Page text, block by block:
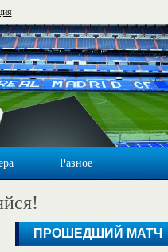
Разное
ПРОШЕДШИЙ МАТЧ